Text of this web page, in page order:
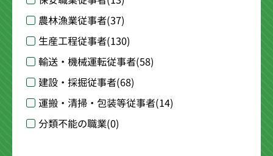
農林漁業従事者(37)
生産工程従事者(130)
輸送・機械運転従事者(58)
建設・採掘従事者(68)
運搬・清掃・包装等従事者(14)
分類不能の職業(0)